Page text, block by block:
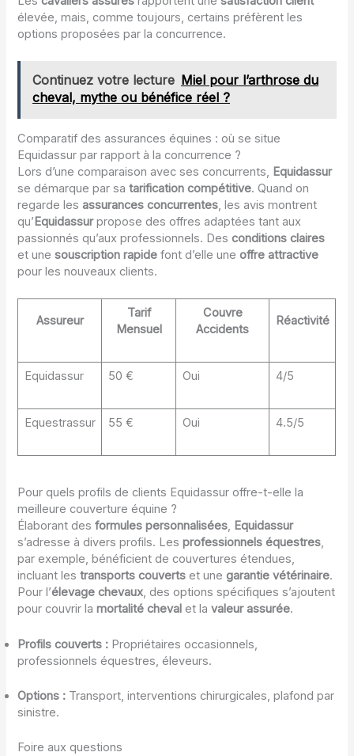
élevée, mais, comme toujours, certains préfèrent les
options proposées par la concurrence.
Continuez votre lecture Miel pour l’arthrose du
cheval, mythe ou bénéfice réel ?
Comparatif des assurances équines : où se situe
Equidassur par rapport à la concurrence ?
Lors d’une comparaison avec ses concurrents, Equidassur
se démarque par satarification compétitive. Quand on
regarde lesassurances concurrentes , les avis montrent
qu’Equidassurpropose des offres adaptées tant aux
passionnés qu’aux professionnels. Desconditions claires
et unesouscription rapide font d’elle uneoffre attractive
pour les nouveaux clients.
Assureur
Tarif
Mensuel
Couvre
Accidents
Réactivité
Equidassur 50 € Oui 4/5
Equestrassur 55 € Oui 4.5/5
Pour quels profils de clients Equidassur offre-t-elle la
meilleure couverture équine ?
Élaborant desformules personnalisées, Equidassur
s’adresse à divers profils. Lesprofessionnels équestres,
par exemple, bénéficient de couvertures étendues,
incluant lestransports couverts et unegarantie vétérinaire.
Pour l’élevage chevaux, des options spécifiques s’ajoutent
pour couvrir lamortalité cheval et lavaleur assurée.
Profils couverts : Propriétaires occasionnels,
professionnels équestres, éleveurs.
Options : Transport, interventions chirurgicales, plafond par
sinistre.
Foire aux questions